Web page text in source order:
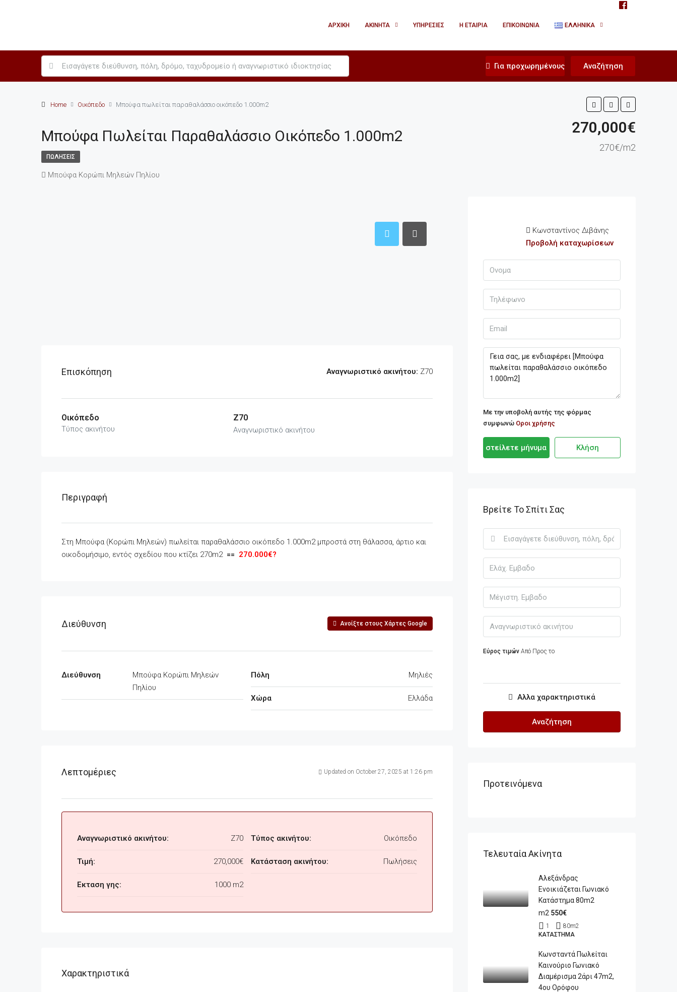
ΑΡΧΙΚΉ ΑΚΊΝΗΤΑ ΥΠΗΡΕΣΊΕΣ Η ΕΤΑΙΡΊΑ ΕΠΙΚΟΙΝΩΝΊΑ ΕΛΛΗΝΙΚΆ
Για προχωρημένους Αναζήτηση
Home Οικόπεδο Μπούφα πωλείται παραθαλάσσιο οικόπεδο 1.000m2
Μπούφα Πωλείται Παραθαλάσσιο Οικόπεδο 1.000m2 270,000€
270€/m2
ΠΩΛΉΣΕΙΣ
Μπούφα Κορώπι Μηλεών Πηλίου
Επισκόπηση Αναγνωριστικό ακινήτου: Z70
Οικόπεδο
Τύπος ακινήτου
Z70
Αναγνωριστικό ακινήτου
Περιγραφή
Στη Μπούφα (Κορώπι Μηλεών) πωλείται παραθαλάσσιο οικόπεδο 1.000m2 μπροστά στη θάλασσα, άρτιο και
οικοδομήσιμο, εντός σχεδίου που κτίζει 270m2 == 270.000€?
Διεύθυνση Ανοίξτε στους Χάρτες Google
Διεύθυνση
Μπούφα Κορώπι Μηλεών
Πηλίου
Πόλη Μηλιές
Χώρα Ελλάδα
Λεπτομέριες Updated on October 27, 2025 at 1:26 pm
Αναγνωριστικό ακινήτου: Z70
Τιμή: 270,000€
Εκταση γης: 1000 m2
Τύπος ακινήτου: Οικόπεδο
Κατάσταση ακινήτου: Πωλήσεις
Χαρακτηριστικά
Κωνσταντίνος Διβάνης
Προβολή καταχωρίσεων
Με την υποβολή αυτής της φόρμας
συμφωνώ Οροι χρήσης
στείλετε μήνυμα Κλήση
Βρείτε Το Σπίτι Σας
Εύρος τιμών Από Προς το
Αλλα χαρακτηριστικά
Αναζήτηση
Προτεινόμενα
Τελευταία Ακίνητα
Αλεξάνδρας
Ενοικιάζεται Γωνιακό
Κατάστημα 80m2
m2 550€
1 80m2
ΚΑΤΆΣΤΗΜΑ
Κωνσταντά Πωλείται
Καινούριο Γωνιακό
Διαμέρισμα 2άρι 47m2,
4ου Ορόφου